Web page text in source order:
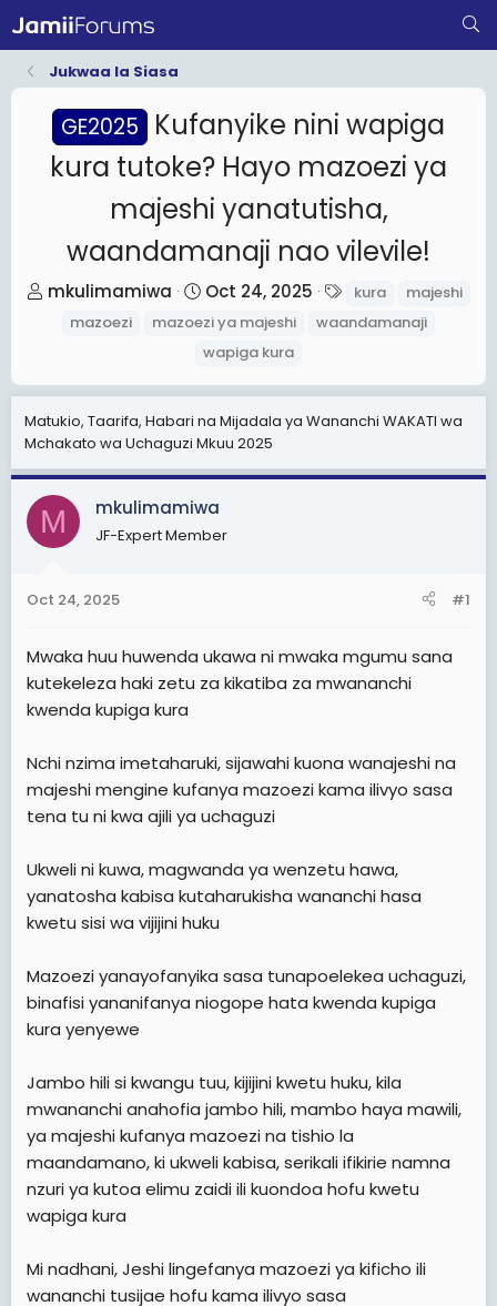
Jukwaa la Siasa
GE2025
Kufanyike nini wapiga
kura tutoke? Hayo mazoezi ya
majeshi yanatutisha,
waandamanaji nao vilevile!
T
a
d
s
t
a
r
r
mkulimamiwa
S
t
t
d
a
t
e
Oct 24, 2025
a
kura
majeshi
mazoezi
mazoezi ya majeshi
waandamanaji
wapiga kura
Matukio, Taarifa, Habari na Mijadala ya Wananchi WAKATI wa
Mchakato wa Uchaguzi Mkuu 2025
M mkulimamiwa
JF-Expert Member
Oct 24, 2025 #1
Mwaka huu huwenda ukawa ni mwaka mgumu sana
kutekeleza haki zetu za kikatiba za mwananchi
kwenda kupiga kura
Nchi nzima imetaharuki, sijawahi kuona wanajeshi na
majeshi mengine kufanya mazoezi kama ilivyo sasa
tena tu ni kwa ajili ya uchaguzi
Ukweli ni kuwa, magwanda ya wenzetu hawa,
yanatosha kabisa kutaharukisha wananchi hasa
kwetu sisi wa vijijini huku
Mazoezi yanayofanyika sasa tunapoelekea uchaguzi,
binafisi yananifanya niogope hata kwenda kupiga
kura yenyewe
Jambo hili si kwangu tuu, kijijini kwetu huku, kila
mwananchi anahofia jambo hili, mambo haya mawili,
ya majeshi kufanya mazoezi na tishio la
maandamano, ki ukweli kabisa, serikali ifikirie namna
nzuri ya kutoa elimu zaidi ili kuondoa hofu kwetu
wapiga kura
Mi nadhani, Jeshi lingefanya mazoezi ya kificho ili
wananchi tusijae hofu kama ilivyo sasa